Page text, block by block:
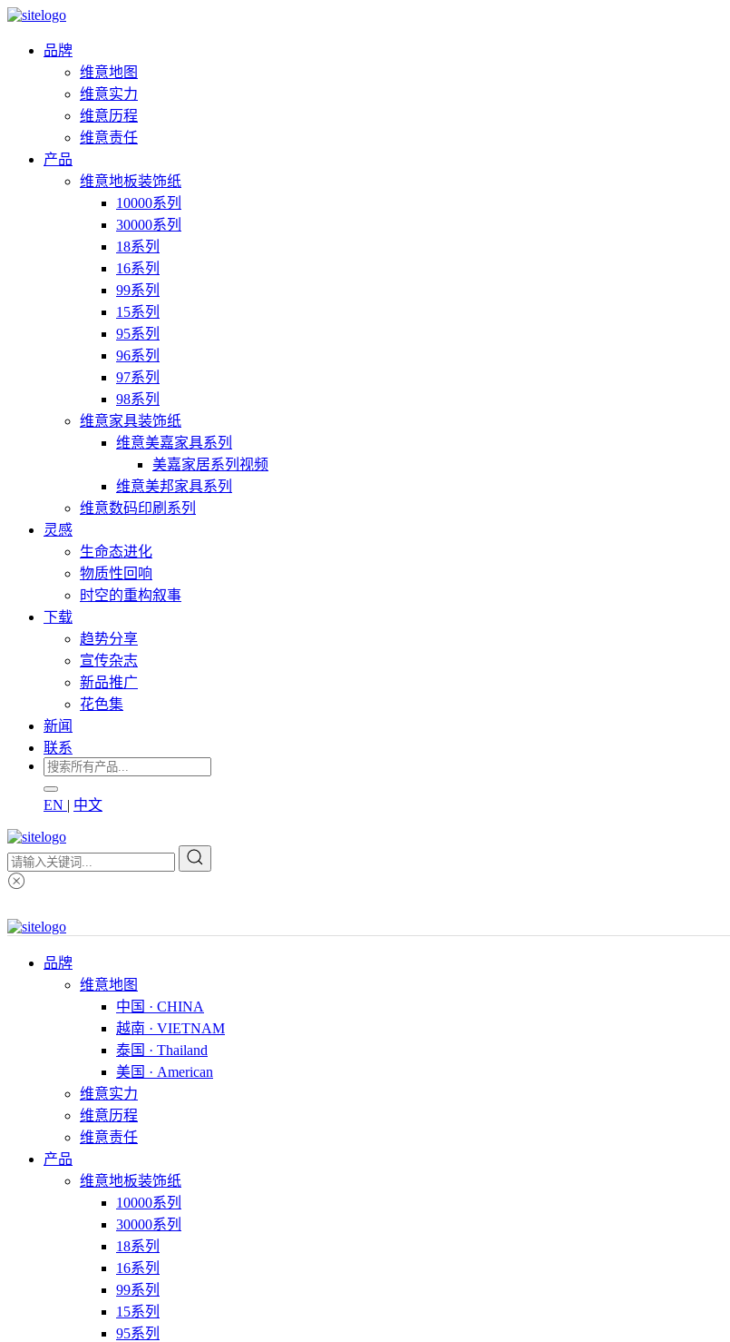
品牌
维意地图
维意实力
维意历程
维意责任
产品
维意地板装饰纸
10000系列
30000系列
18系列
16系列
99系列
15系列
95系列
96系列
97系列
98系列
维意家具装饰纸
维意美嘉家具系列
美嘉家居系列视频
维意美邦家具系列
维意数码印刷系列
灵感
生命态进化
物质性回响
时空的重构叙事
下载
趋势分享
宣传杂志
新品推广
花色集
新闻
联系
EN | 中文
品牌
维意地图
中国 · CHINA
越南 · VIETNAM
泰国 · Thailand
美国 · American
维意实力
维意历程
维意责任
产品
维意地板装饰纸
10000系列
30000系列
18系列
16系列
99系列
15系列
95系列